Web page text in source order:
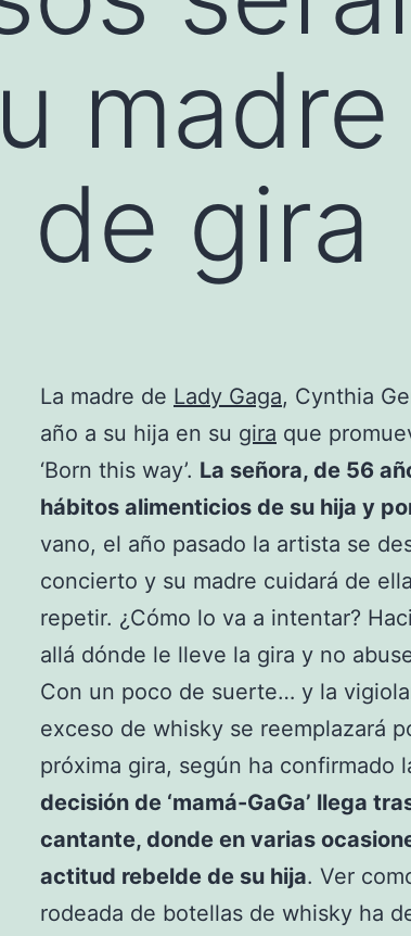
de gira
La madre de Lady Gaga, Cynthia
año a su hija en su gira que
‘Born this way’. La señora, de 56
hábitos alimenticios de su hija y
vano, el año pasado la artista se
concierto y su madre cuidará de
repetir. ¿Cómo lo va a intentar?
allá dónde le lleve la gira y no
Con un poco de suerte… y la
exceso de whisky se reemplazará
próxima gira, según ha confirmado
decisión de ‘mamá-GaGa’ llega
cantante, donde en varias
actitud rebelde de su hija. Ver
rodeada de botellas de whisky ha